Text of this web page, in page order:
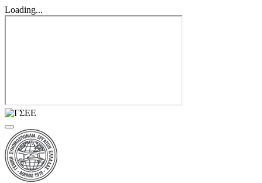
Loading...